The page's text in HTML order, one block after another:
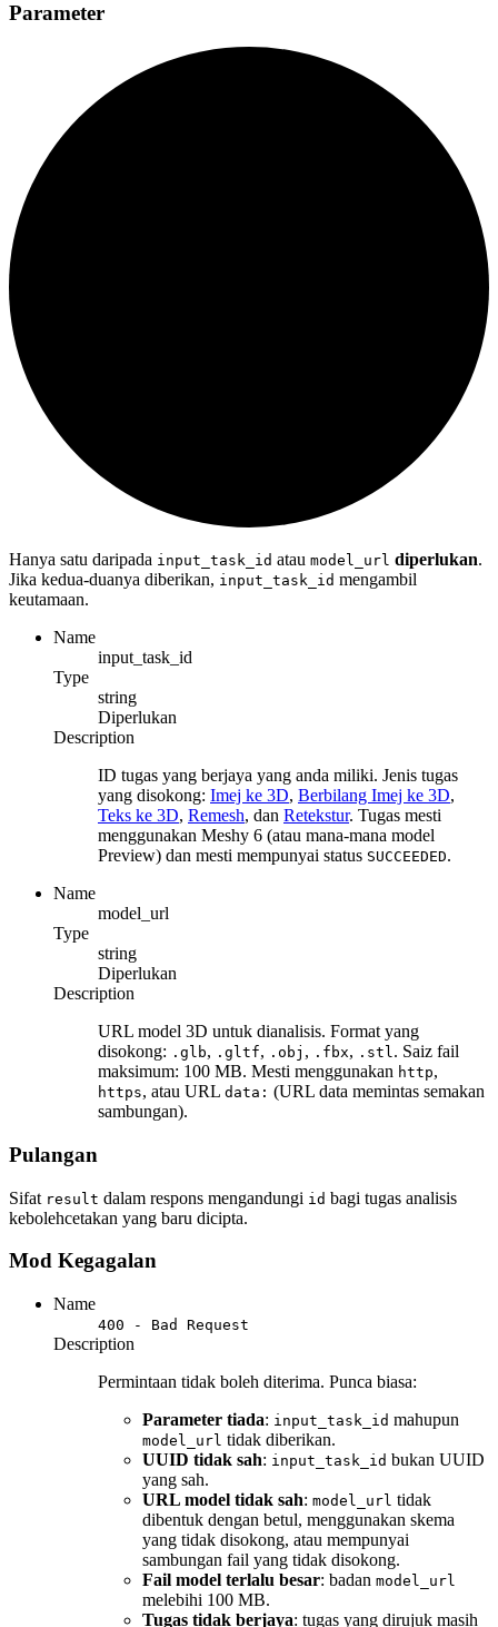
Parameter
Hanya satu daripada input_task_id atau model_url diperlukan.
Jika kedua-duanya diberikan, input_task_id mengambil
keutamaan.
Name
input_task_id
Type
string
Diperlukan
Description
ID tugas yang berjaya yang anda miliki. Jenis tugas
yang disokong: Imej ke 3D, Berbilang Imej ke 3D,
Teks ke 3D, Remesh, dan Retekstur. Tugas mesti
menggunakan Meshy 6 (atau mana-mana model
Preview) dan mesti mempunyai status SUCCEEDED.
Name
model_url
Type
string
Diperlukan
Description
URL model 3D untuk dianalisis. Format yang
disokong: .glb, .gltf, .obj , .fbx, .stl. Saiz fail
maksimum: 100 MB. Mesti menggunakan http,
https, atau URL data: (URL data memintas semakan
sambungan).
Pulangan
Sifat result dalam respons mengandungi id bagi tugas analisis
kebolehcetakan yang baru dicipta.
Mod Kegagalan
Name
400 - Bad Request
Description
Permintaan tidak boleh diterima. Punca biasa:
Parameter tiada: input_task_id mahupun
model_url tidak diberikan.
UUID tidak sah: input_task_id bukan UUID
yang sah.
URL model tidak sah: model_url tidak
dibentuk dengan betul, menggunakan skema
yang tidak disokong, atau mempunyai
sambungan fail yang tidak disokong.
Fail model terlalu besar: badan model_url
melebihi 100 MB.
Tugas tidak berjaya: tugas yang dirujuk masih